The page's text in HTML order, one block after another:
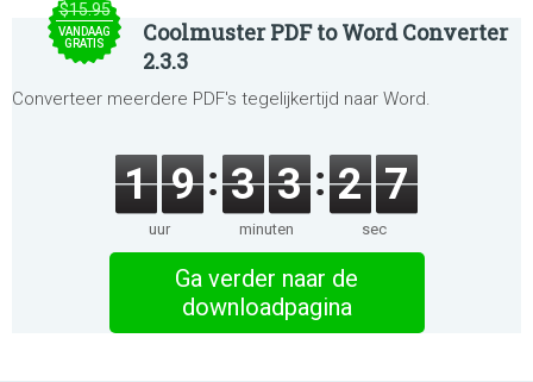
$15.95
VANDAAG
GRATIS
Coolmuster PDF to Word Converter
2.3.3
Converteer meerdere PDF's tegelijkertijd naar Word.
1 9
uur
3 3
minuten
2 7
sec
Ga verder naar de
downloadpagina